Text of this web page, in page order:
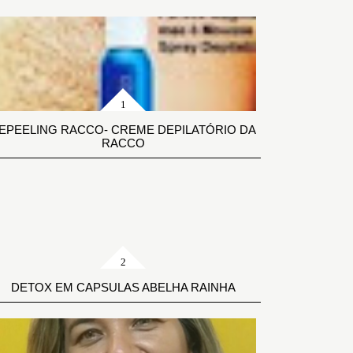
RACCO- CREME DEPILATÓRIO DA
RACCO
DETOX EM CAPSULAS ABELHA RAINHA